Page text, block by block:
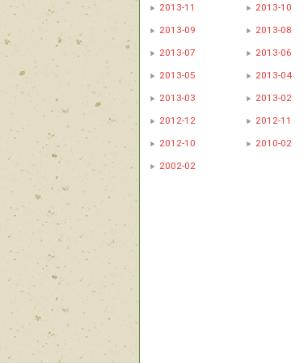
2013-11
2013-10
2013-09
2013-08
2013-07
2013-06
2013-05
2013-04
2013-03
2013-02
2012-12
2012-11
2012-10
2010-02
2002-02